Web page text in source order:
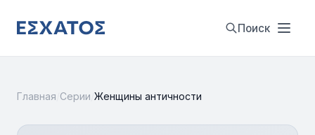
Поиск
Главная Серии Женщины античности